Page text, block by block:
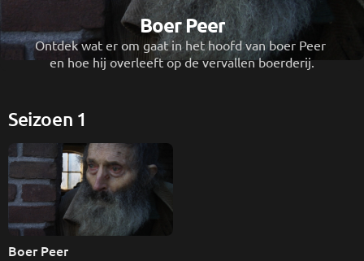
Boer Peer
Ontdek wat er om gaat in het hoofd van boer Peer
en hoe hij overleeft op de vervallen boerderij.
Seizoen 1
Boer Peer